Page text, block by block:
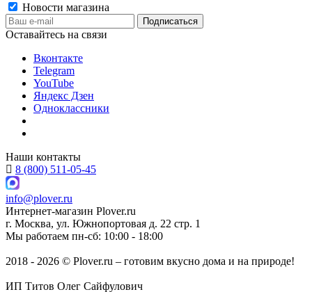
Новости магазина
Оставайтесь на связи
Вконтакте
Telegram
YouTube
Яндекс Дзен
Одноклассники
Наши контакты
8 (800) 511-05-45
info@plover.ru
Интернет-магазин Plover.ru
г. Москва, ул. Южнопортовая д. 22 стр. 1
Мы работаем пн-сб: 10:00 - 18:00
2018 - 2026 © Plover.ru – готовим вкусно дома и на природе!
ИП Титов Олег Сайфулович